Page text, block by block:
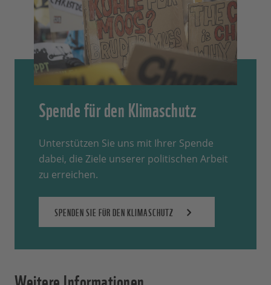
Spende für den Klimaschutz
Unterstützen Sie uns mit Ihrer Spende
dabei, die Ziele unserer politischen Arbeit
zu erreichen.
SPENDEN SIE FÜR DEN KLIMASCHUTZ